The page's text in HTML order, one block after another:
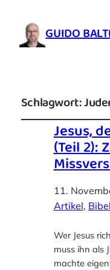
GUIDO
Schlagwort:
Jesus,
(Teil 2):
11.
Artikel,
Wer Jesus
muss ihn als
machte